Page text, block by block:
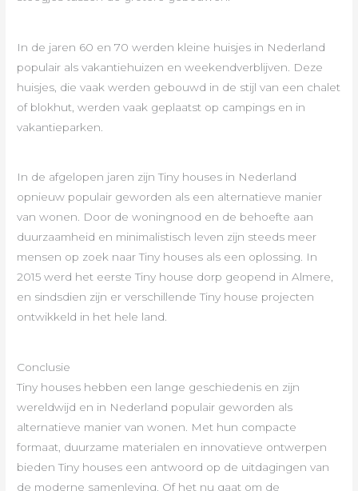
In de jaren 60 en 70 werden kleine huisjes in Nederland
populair als vakantiehuizen en weekendverblijven. Deze
huisjes, die vaak werden gebouwd in de stijl van een chalet
of blokhut, werden vaak geplaatst op campings en in
vakantieparken.
In de afgelopen jaren zijn Tiny houses in Nederland
opnieuw populair geworden als een alternatieve manier
van wonen. Door de woningnood en de behoefte aan
duurzaamheid en minimalistisch leven zijn steeds meer
mensen op zoek naar Tiny houses als een oplossing. In
2015 werd het eerste Tiny house dorp geopend in Almere,
en sindsdien zijn er verschillende Tiny house projecten
ontwikkeld in het hele land.
Conclusie
Tiny houses hebben een lange geschiedenis en zijn
wereldwijd en in Nederland populair geworden als
alternatieve manier van wonen. Met hun compacte
formaat, duurzame materialen en innovatieve ontwerpen
bieden Tiny houses een antwoord op de uitdagingen van
de moderne samenleving. Of het nu gaat om de